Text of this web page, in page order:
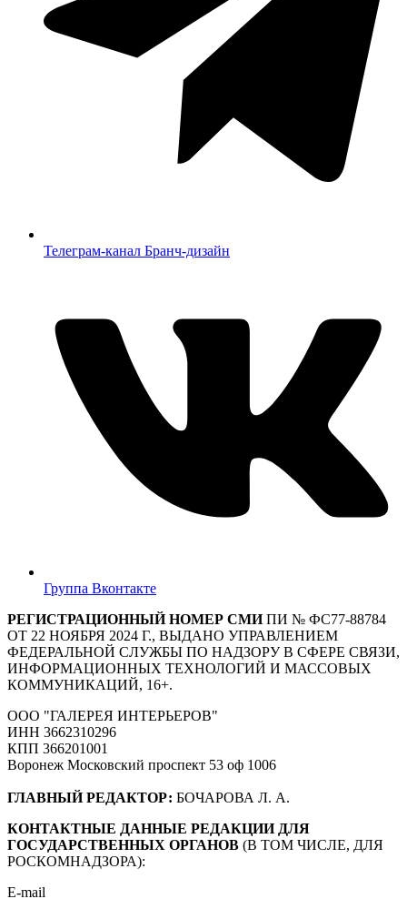
Телеграм-канал Бранч-дизайн
Группа Вконтакте
РЕГИСТРАЦИОННЫЙ НОМЕР СМИПИ № ФС77-88784
ОТ 22 НОЯБРЯ 2024 Г., ВЫДАНО УПРАВЛЕНИЕМ
ФЕДЕРАЛЬНОЙ СЛУЖБЫ ПО НАДЗОРУ В СФЕРЕ СВЯЗИ,
ИНФОРМАЦИОННЫХ ТЕХНОЛОГИЙ И МАССОВЫХ
КОММУНИКАЦИЙ, 16+.
ООО "ГАЛЕРЕЯ ИНТЕРЬЕРОВ"
ИНН 3662310296
КПП 366201001
Воронеж Московский проспект 53 оф 1006
ГЛАВНЫЙ РЕДАКТОР: БОЧАРОВА Л. А.
КОНТАКТНЫЕ ДАННЫЕ РЕДАКЦИИ ДЛЯ
ГОСУДАРСТВЕННЫХ ОРГАНОВ (В ТОМ ЧИСЛЕ, ДЛЯ
РОСКОМНАДЗОРА):
E-mail